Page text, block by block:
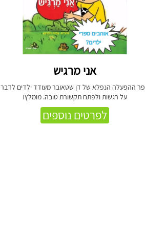
אני מרגיש
ההפעלה הנפלא של דן שטאובר מעודד ילדים לדבר
על רגשות ולפתח תקשורת טובה. מומלץ!
לפרטים נוספים